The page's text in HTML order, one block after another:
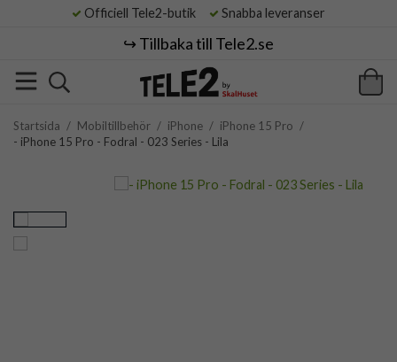
Officiell Tele2-butik Snabba leveranser
↪️ Tillbaka till Tele2.se
Startsida / Mobiltillbehör / iPhone / iPhone 15 Pro /
- iPhone 15 Pro - Fodral - 023 Series - Lila